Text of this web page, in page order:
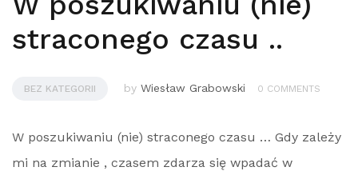
straconego czasu ..
BEZ KATEGORII by Wiesław Grabowski 0 COMMENTS
W poszukiwaniu (nie) straconego czasu … Gdy zależy
mi na zmianie , czasem zdarza się wpadać w